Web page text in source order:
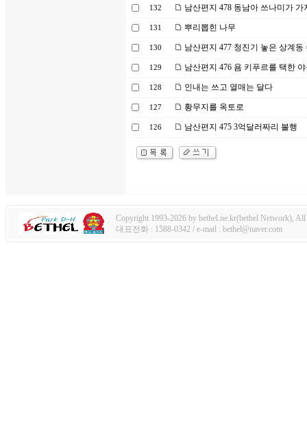
132 남산편지 478 동남아 쓰나미가 가
131 뿌리뽑힌 나무
130 남산편지 477 청진기 놓은 상계동
129 남산편지 476 욤 키푸르를 택한
128 인내는 쓰고 열매는 달다
127 황무지를 옥토로
126 남산편지 475 3억달러짜리 불행
Copyright 1993-2026 by bethel.ne.kr(bethel Network), All
대표전화 : 1588-0342 / e-mail : bethel@naver.com